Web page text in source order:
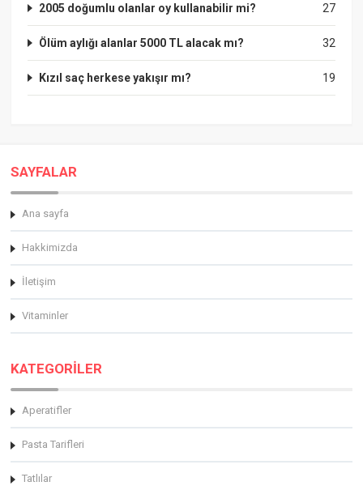
27
2005 doğumlu olanlar oy kullanabilir mi?
32
Ölüm aylığı alanlar 5000 TL alacak mı?
19
Kızıl saç herkese yakışır mı?
SAYFALAR
Ana sayfa
Hakkimizda
İletişim
Vitaminler
KATEGORİLER
Aperatifler
Pasta Tarifleri
Tatlılar